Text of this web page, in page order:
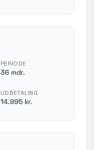
PERIODE
36 mdr.
UDBETALING
14.995 kr.